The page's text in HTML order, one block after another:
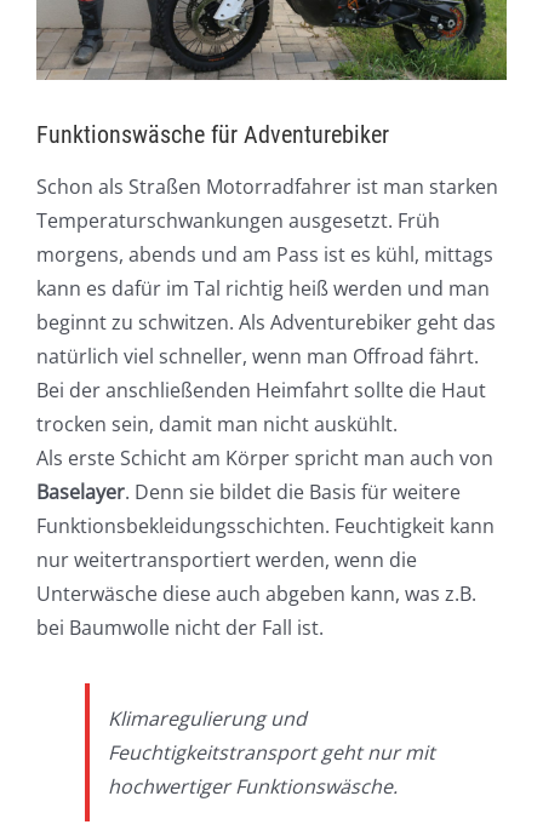
Funktionswäsche für Adventurebiker
Schon als Straßen Motorradfahrer ist man starken
Temperaturschwankungen ausgesetzt. Früh
morgens, abends und am Pass ist es kühl, mittags
kann es dafür im Tal richtig heiß werden und man
beginnt zu schwitzen. Als Adventurebiker geht das
natürlich viel schneller, wenn man Offroad fährt.
Bei der anschließenden Heimfahrt sollte die Haut
trocken sein, damit man nicht auskühlt.
Als erste Schicht am Körper spricht man auch von
Baselayer. Denn sie bildet die Basis für weitere
Funktionsbekleidungsschichten. Feuchtigkeit kann
nur weitertransportiert werden, wenn die
Unterwäsche diese auch abgeben kann, was z.B.
bei Baumwolle nicht der Fall ist.
Klimaregulierung und
Feuchtigkeitstransport geht nur mit
hochwertiger Funktionswäsche.